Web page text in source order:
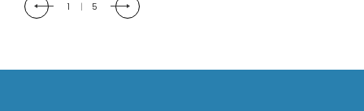
2 | 5